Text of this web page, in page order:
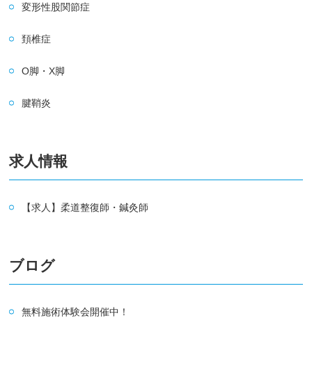
変形性股関節症
頚椎症
O脚・X脚
腱鞘炎
求人情報
【求人】柔道整復師・鍼灸師
ブログ
無料施術体験会開催中！